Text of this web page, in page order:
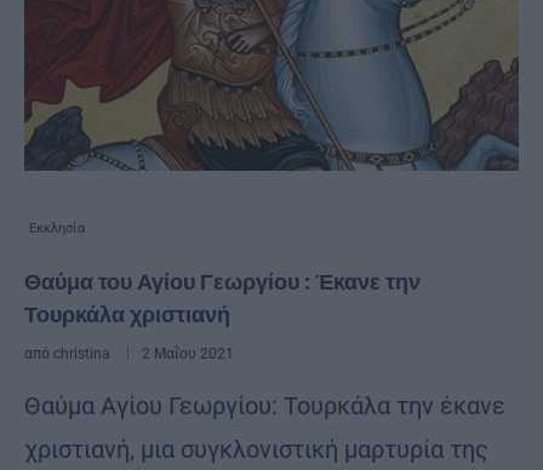
Εκκλησία
Θαύμα του Αγίου Γεωργίου : Έκανε την
Τουρκάλα χριστιανή
από christina 2 Μαΐου 2021
Θαύμα Αγίου Γεωργίου: Τουρκάλα την έκανε
χριστιανή, μια συγκλονιστική μαρτυρία της